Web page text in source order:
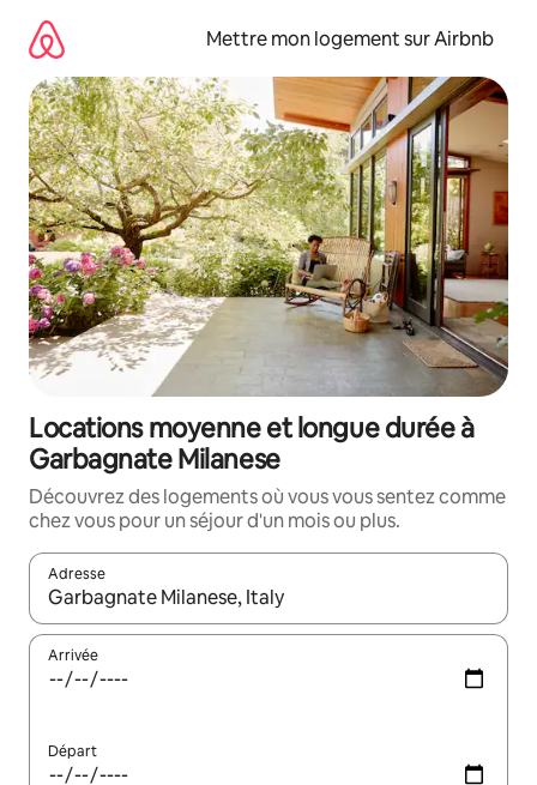
directement
contenu
Mettre mon logement sur Airbnb
Locations moyenne et longue durée à
Garbagnate Milanese
Découvrez des logements où vous vous sentez comme
chez vous pour un séjour d'un mois ou plus.
Adresse
Lorsque les résultats s'affichent, utilisez les flèches vers le
Arrivée
Départ